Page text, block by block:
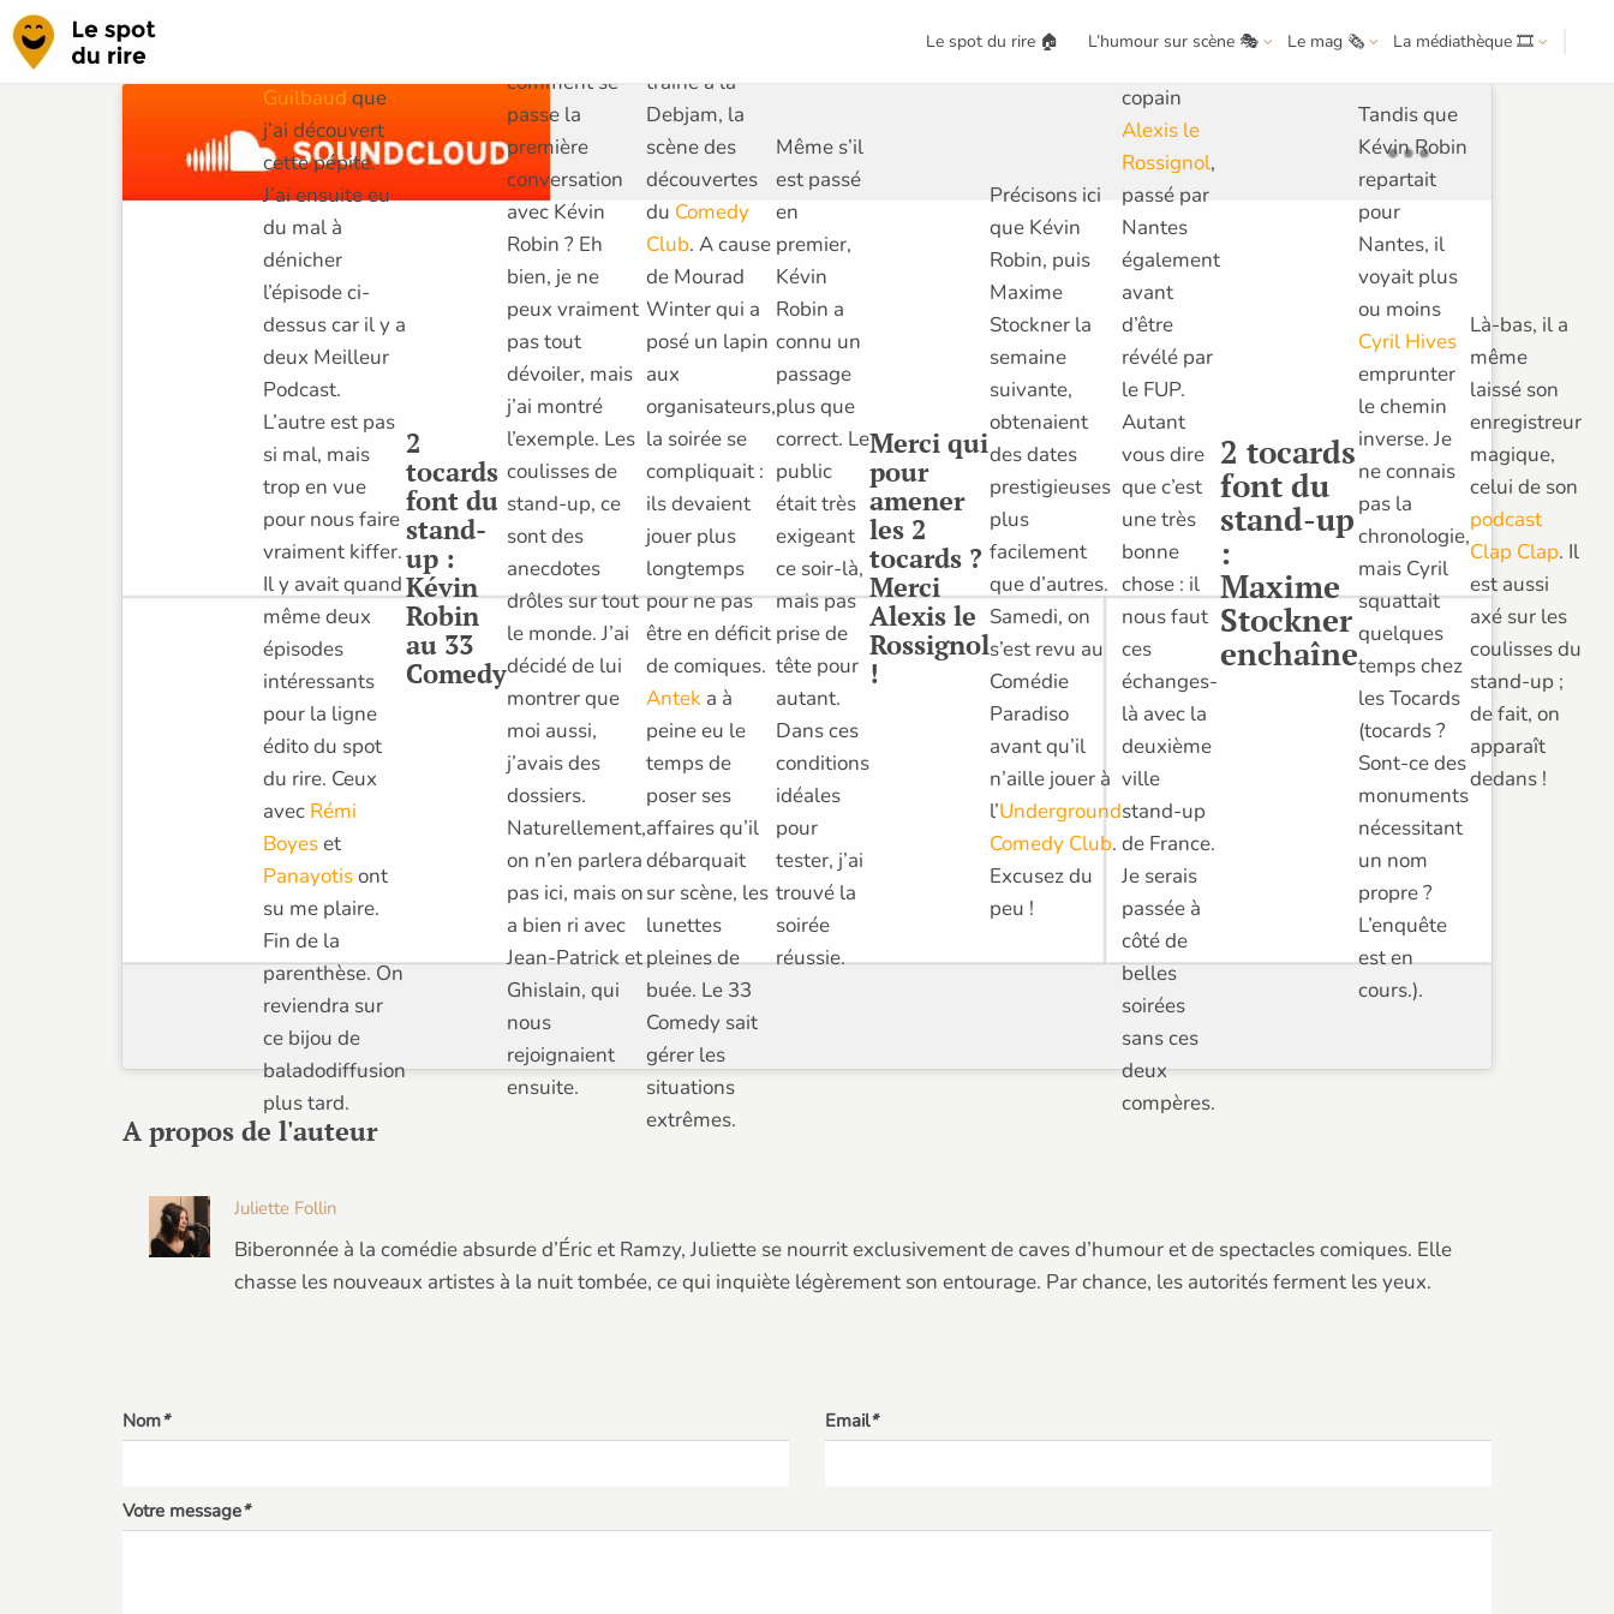
Le spot du rire 🏠 L’humour sur scène 🎭 Le mag 🗞️ La médiathèque 🎞️
Guilbaud que
j’ai découvert
cette pépite.
J’ai ensuite eu
du mal à
dénicher
l’épisode ci-
dessus car il y a
deux Meilleur
Podcast.
L’autre est pas
si mal, mais
trop en vue
pour nous faire
vraiment kiffer.
Il y avait quand
même deux
épisodes
intéressants
pour la ligne
édito du spot
du rire. Ceux
avec Rémi
Boyeset
Panayotisont
su me plaire.
Fin de la
parenthèse. On
reviendra sur
ce bijou de
baladodiffusion
plus tard.
2
tocards
font du
stand-
up :
Kévin
Robin
au 33
Comedy
comment se
passe la
première
conversation
avec Kévin
Robin ? Eh
bien, je ne
peux vraiment
pas tout
dévoiler, mais
j’ai montré
l’exemple. Les
coulisses de
stand-up, ce
sont des
anecdotes
drôles sur tout
le monde. J’ai
décidé de lui
montrer que
moi aussi,
j’avais des
dossiers.
Naturellement,
on n’en parlera
pas ici, mais on
a bien ri avec
Jean-Patrick et
Ghislain, qui
nous
rejoignaient
ensuite.
traîne à la
Debjam, la
scène des
découvertes
du Comedy
Club. A cause
de Mourad
Winter qui a
posé un lapin
aux
organisateurs,
la soirée se
compliquait :
ils devaient
jouer plus
longtemps
pour ne pas
être en déficit
de comiques.
Antek a à
peine eu le
temps de
poser ses
affaires qu’il
débarquait
sur scène, les
lunettes
pleines de
buée. Le 33
Comedy sait
gérer les
situations
extrêmes.
Même s’il
est passé
en
premier,
Kévin
Robin a
connu un
passage
plus que
correct. Le
public
était très
exigeant
ce soir-là,
mais pas
prise de
tête pour
autant.
Dans ces
conditions
idéales
pour
tester, j’ai
trouvé la
soirée
réussie.
Merci qui
pour
amener
les 2
tocards ?
Merci
Alexis le
Rossignol
!
Précisons ici
que Kévin
Robin, puis
Maxime
Stockner la
semaine
suivante,
obtenaient
des dates
prestigieuses
plus
facilement
que d’autres.
Samedi, on
s’est revu au
Comédie
Paradiso
avant qu’il
n’aille jouer à
l’Underground
Comedy Club.
Excusez du
peu !
c’est grâce
copain
Alexis le
Rossignol,
passé par
Nantes
également
avant
d’être
révélé par
le FUP.
Autant
vous dire
que c’est
une très
bonne
chose : il
nous faut
ces
échanges-
là avec la
deuxième
ville
stand-up
de France.
Je serais
passée à
côté de
belles
soirées
sans ces
deux
compères.
2 tocards
font du
stand-up
:
Maxime
Stockner
enchaîne
Tandis que
Kévin Robin
repartait
pour
Nantes, il
voyait plus
ou moins
Cyril Hives
emprunter
le chemin
inverse. Je
ne connais
pas la
chronologie,
mais Cyril
squattait
quelques
temps chez
les Tocards
(tocards ?
Sont-ce des
monuments
nécessitant
un nom
propre ?
L’enquête
est en
cours.).
Là-bas, il a
même
laissé son
enregistreur
magique,
celui de son
podcast
Clap Clap. Il
est aussi
axé sur les
coulisses du
stand-up ;
de fait, on
apparaît
dedans !
A propos de l'auteur
Juliette Follin
Biberonnée à la comédie absurde d’Éric et Ramzy, Juliette se nourrit exclusivement de caves d’humour et de spectacles comiques. Elle
chasse les nouveaux artistes à la nuit tombée, ce qui inquiète légèrement son entourage. Par chance, les autorités ferment les yeux.
Nom* Email*
Votre message*